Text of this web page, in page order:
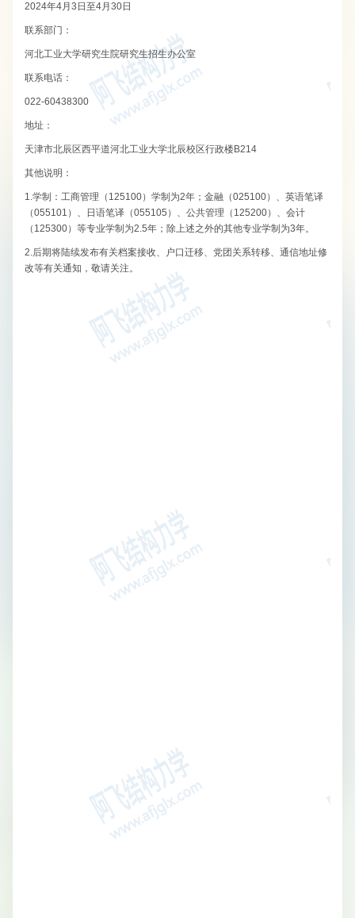
2024年4月3日至4月30日
联系部门：
河北工业大学研究生院研究生招生办公室
联系电话：
022-60438300
地址：
天津市北辰区西平道河北工业大学北辰校区行政楼B214
其他说明：
1.学制：工商管理（125100）学制为2年；金融（025100）、英语笔译
（055101）、日语笔译（055105）、公共管理（125200）、会计
（125300）等专业学制为2.5年；除上述之外的其他专业学制为3年。
2.后期将陆续发布有关档案接收、户口迁移、党团关系转移、通信地址修
改等有关通知，敬请关注。